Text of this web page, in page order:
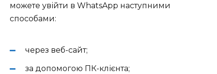
можете увійти в WhatsApp наступними
способами:
через веб-сайт;
за допомогою ПК-клієнта;